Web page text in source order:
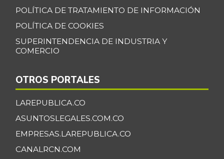
POLÍTICA DE TRATAMIENTO DE INFORMACIÓN
POLÍTICA DE COOKIES
SUPERINTENDENCIA DE INDUSTRIA Y
COMERCIO
OTROS PORTALES
LAREPUBLICA.CO
ASUNTOSLEGALES.COM.CO
EMPRESAS.LAREPUBLICA.CO
CANALRCN.COM